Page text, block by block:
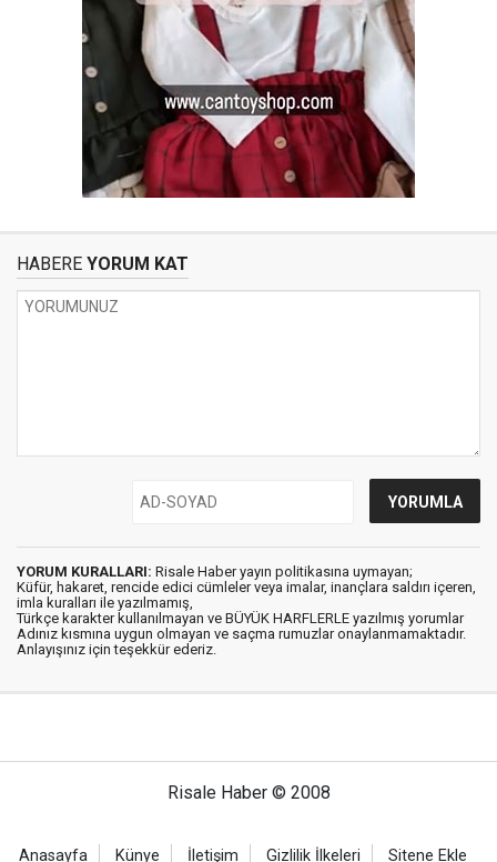
HABERE YORUM KAT
YORUM KURALLARI: Risale Haber yayın politikasına uymayan;
Küfür, hakaret, rencide edici cümleler veya imalar, inançlara saldırı içeren,
imla kuralları ile yazılmamış,
Türkçe karakter kullanılmayan ve BÜYÜK HARFLERLE yazılmış yorumlar
Adınız kısmına uygun olmayan ve saçma rumuzlar onaylanmamaktadır.
Anlayışınız için teşekkür ederiz.
Risale Haber © 2008
Anasayfa Künye İletişim Gizlilik İlkeleri Sitene Ekle